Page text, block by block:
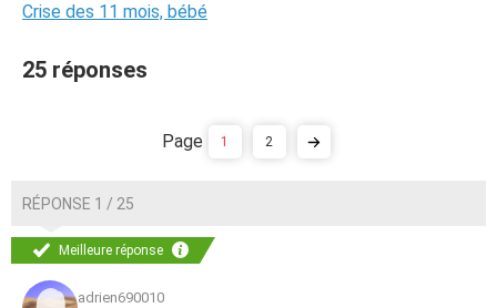
Crise des 11 mois, bébé
25 réponses
1 2
RÉPONSE 1 / 25
Meilleure réponse
adrien690010